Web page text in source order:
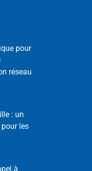
pour
réseau
: un
les
à